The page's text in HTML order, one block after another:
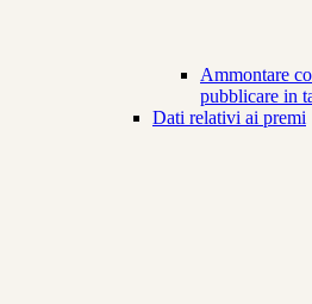
Ammontare
pubblicare in
Dati relativi ai premi